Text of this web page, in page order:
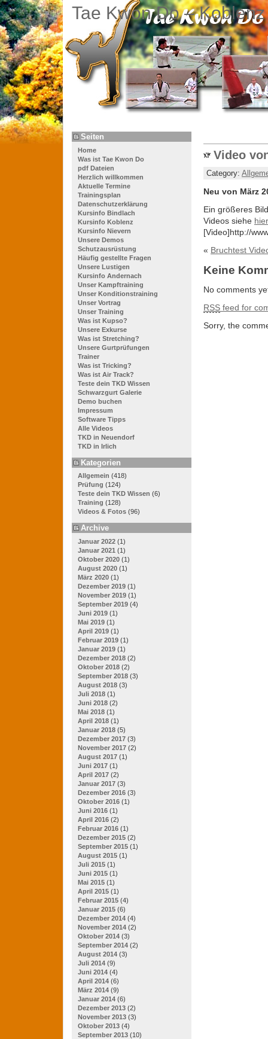
Tae Kwon Do –
Seiten
Home
Was ist Tae Kwon Do
pdf Dateien
Herzlich willkommen
Aktuelle Termine
Trainingsplan
Datenschutzerklärung
Kursinfo Bindlach
Kursinfo Koblenz
Kursinfo Nievern
Unsere Demos
Schutzausrüstung
Häufig gestellte Fragen
Unsere Lustigen
Kursinfo Andernach
Unser Kampftraining
Unser Konditionstraining
Unser Vortrag
Unser Training
Was ist Kupso?
Unsere Exkurse
Was ist Stretching?
Unsere Gurtprüfungen
Trainer
Was ist Tricking?
Was ist Air Track?
Teste dein TKD Wissen
Schwarzgurt Galerie
Demo buchen
Impressum
Software Tipps
Alle Videos
TKD in Neuendorf
TKD in Irlich
Kategorien
Allgemein (418)
Prüfung (124)
Teste dein TKD Wissen (6)
Training (128)
Videos & Fotos (96)
Archive
Januar 2022 (1)
Januar 2021 (1)
Oktober 2020 (1)
August 2020 (1)
März 2020 (1)
Dezember 2019 (1)
November 2019 (1)
September 2019 (4)
Juni 2019 (1)
Mai 2019 (1)
April 2019 (1)
Februar 2019 (1)
Januar 2019 (1)
Dezember 2018 (2)
Oktober 2018 (2)
September 2018 (3)
August 2018 (3)
Juli 2018 (1)
Juni 2018 (2)
Mai 2018 (1)
April 2018 (1)
Januar 2018 (5)
Dezember 2017 (3)
November 2017 (2)
August 2017 (1)
Juni 2017 (1)
April 2017 (2)
Januar 2017 (3)
Dezember 2016 (3)
Oktober 2016 (1)
Juni 2016 (1)
April 2016 (2)
Februar 2016 (1)
Dezember 2015 (2)
September 2015 (1)
August 2015 (1)
Juli 2015 (1)
Juni 2015 (1)
Mai 2015 (1)
April 2015 (1)
Februar 2015 (4)
Januar 2015 (6)
Dezember 2014 (4)
November 2014 (2)
Oktober 2014 (3)
September 2014 (2)
August 2014 (3)
Juli 2014 (9)
Juni 2014 (4)
April 2014 (6)
März 2014 (9)
Januar 2014 (6)
Dezember 2013 (2)
November 2013 (3)
Oktober 2013 (4)
September 2013 (10)
Video
Category:
Neu von März
Ein größeres
Videos siehe hier
[Video]http://
« Bruchtest
Keine
No comments
RSS feed for
Sorry, the